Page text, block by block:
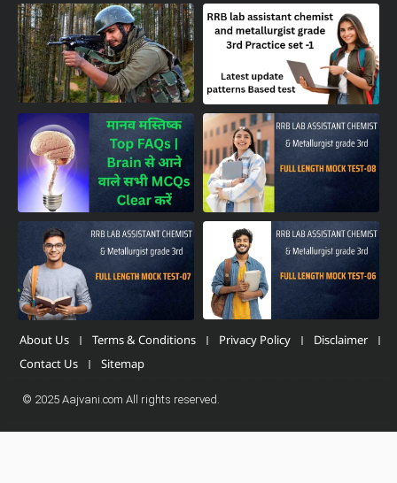
About Us Terms & Conditions Privacy Policy
Disclaimer
Contact Us
Sitemap
© 2025 Aajvani.com All rights reserved.